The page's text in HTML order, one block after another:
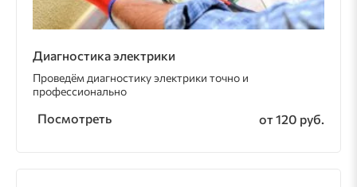
Диагностика электрики
Проведём диагностику электрики точно и
профессионально
Посмотреть от 120 руб.